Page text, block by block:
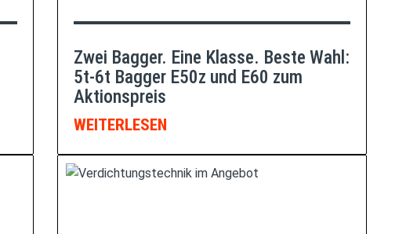
Zwei Bagger. Eine Klasse. Beste Wahl:
5t-6t Bagger E50z und E60 zum
Aktionspreis
WEITERLESEN